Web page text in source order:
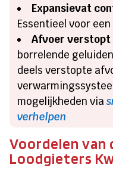
Expansievat
Essentieel voor
Afvoer verstopt
borrelende
deels verstopte
mogelijkheden via
verhelpen
Voordelen
Loodgieters